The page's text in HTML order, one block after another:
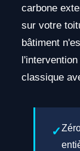
carbone
sur votre
bâtiment
classique